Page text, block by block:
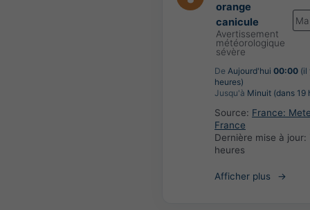
orange
canicule
Avertissement
météorologique
sévère
De Aujourd'hui 00:00 (il
heures)
Jusqu'à Minuit (dans 19
Source: France:
France
Dernière mise à jour:
heures
Afficher plus